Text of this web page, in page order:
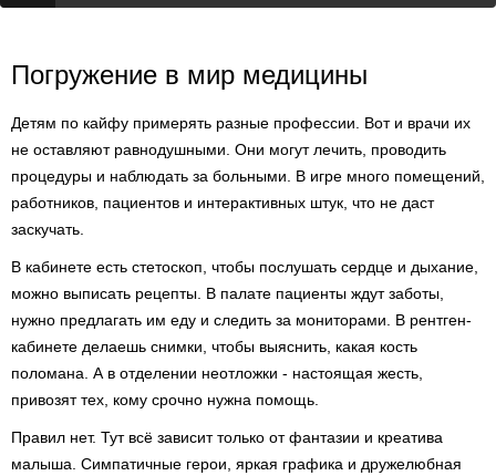
Погружение в мир медицины
Детям по кайфу примерять разные профессии. Вот и врачи их
не оставляют равнодушными. Они могут лечить, проводить
процедуры и наблюдать за больными. В игре много помещений,
работников, пациентов и интерактивных штук, что не даст
заскучать.
В кабинете есть стетоскоп, чтобы послушать сердце и дыхание,
можно выписать рецепты. В палате пациенты ждут заботы,
нужно предлагать им еду и следить за мониторами. В рентген-
кабинете делаешь снимки, чтобы выяснить, какая кость
поломана. А в отделении неотложки - настоящая жесть,
привозят тех, кому срочно нужна помощь.
Правил нет. Тут всё зависит только от фантазии и креатива
малыша. Симпатичные герои, яркая графика и дружелюбная